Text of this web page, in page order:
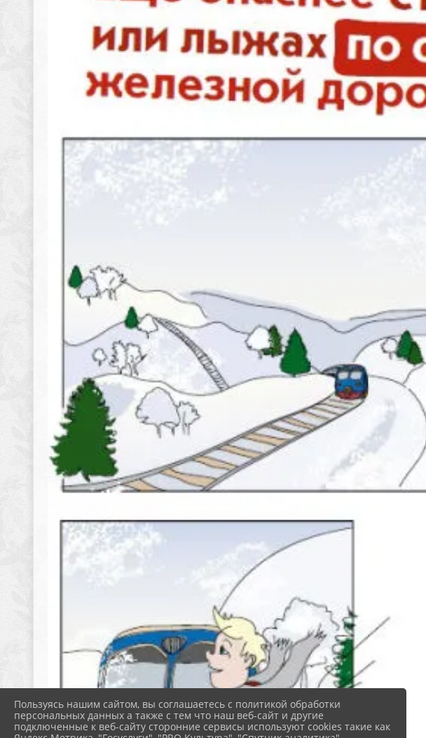
Пользуясь нашим сайтом, вы соглашаетесь с политикой обработки
персональных данных а также с тем что наш веб-сайт и другие
подключенные к веб-сайту сторонние сервисы используют cookies такие как